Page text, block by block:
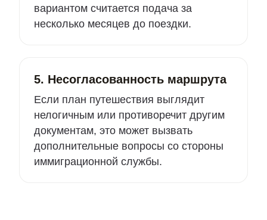
вариантом считается подача за
несколько месяцев до поездки.
5. Несогласованность маршрута
Если план путешествия выглядит
нелогичным или противоречит другим
документам, это может вызвать
дополнительные вопросы со стороны
иммиграционной службы.